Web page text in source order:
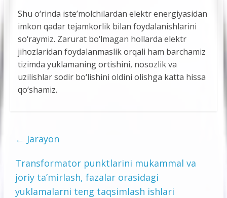
Shu o‘rinda iste’molchilardan elektr energiyasidan
imkon qadar tejamkorlik bilan foydalanishlarini
so‘raymiz. Zarurat bo‘lmagan hollarda elektr
jihozlaridan foydalanmaslik orqali ham barchamiz
tizimda yuklamaning ortishini, nosozlik va
uzilishlar sodir bo‘lishini oldini olishga katta hissa
qo‘shamiz.
← Jarayon
Transformator punktlarini mukammal va
joriy ta’mirlash, fazalar orasidagi
yuklamalarni teng taqsimlash ishlari